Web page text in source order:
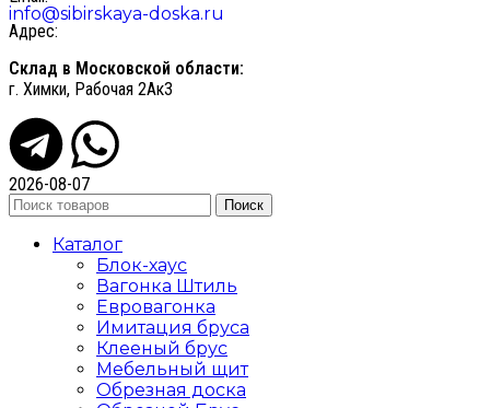
info@sibirskaya-doska.ru
Адрес:
Склад в Московской области:
г. Химки, Рабочая 2Ак3
2026-08-07
Поиск
Каталог
Блок-хаус
Вагонка Штиль
Евровагонка
Имитация бруса
Клееный брус
Мебельный щит
Обрезная доска